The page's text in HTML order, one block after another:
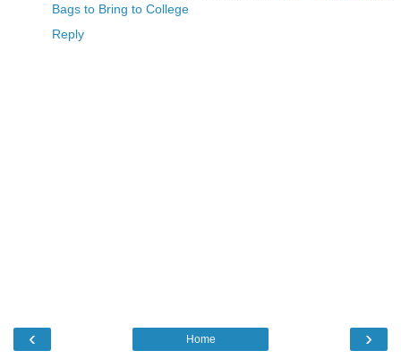
Bags to Bring to College
Reply
‹ ›
Home